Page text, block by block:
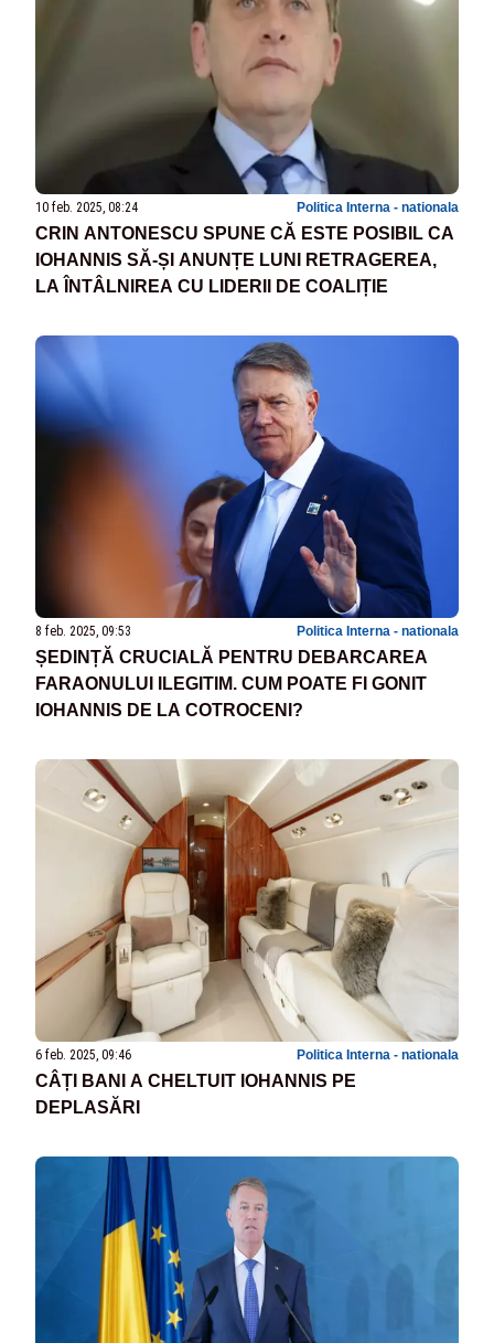
10 feb. 2025, 08:24 Politica Interna - nationala
CRIN ANTONESCU SPUNE CĂ ESTE POSIBIL CA
IOHANNIS SĂ-ȘI ANUNȚE LUNI RETRAGEREA,
LA ÎNTÂLNIREA CU LIDERII DE COALIȚIE
8 feb. 2025, 09:53 Politica Interna - nationala
ȘEDINȚĂ CRUCIALĂ PENTRU DEBARCAREA
FARAONULUI ILEGITIM. CUM POATE FI GONIT
IOHANNIS DE LA COTROCENI?
6 feb. 2025, 09:46 Politica Interna - nationala
CÂȚI BANI A CHELTUIT IOHANNIS PE
DEPLASĂRI